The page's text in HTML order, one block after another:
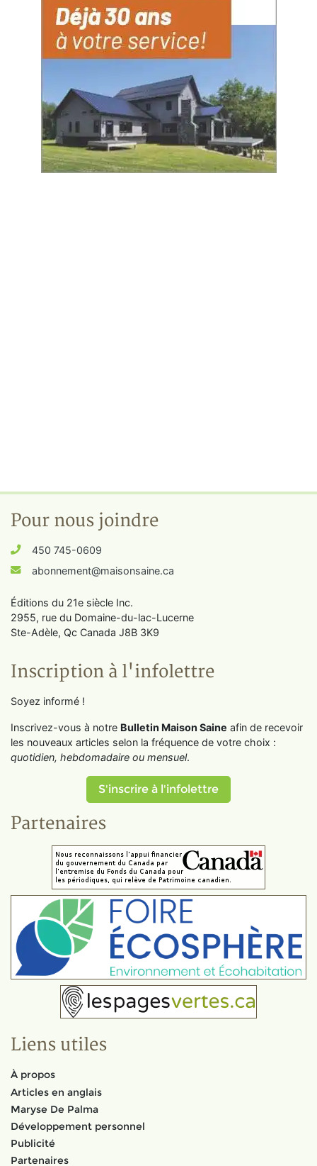
Pour nous joindre
450 745-0609
abonnement@maisonsaine.ca
Éditions du 21e siècle Inc.
2955, rue du Domaine-du-lac-Lucerne
Ste-Adèle, Qc Canada J8B 3K9
Inscription à l'infolettre
Soyez informé !
Inscrivez-vous à notre Bulletin Maison Saine afin de recevoir
les nouveaux articles selon la fréquence de votre choix :
quotidien, hebdomadaire ou mensuel.
S'inscrire à l'infolettre
Partenaires
Liens utiles
À propos
Articles en anglais
Maryse De Palma
Développement personnel
Publicité
Partenaires